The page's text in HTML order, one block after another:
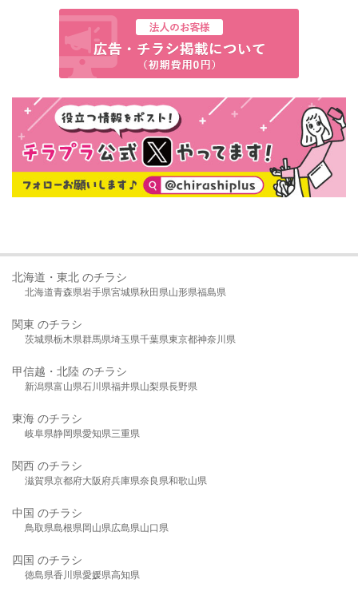
北海道・東北 のチラシ
北海道青森県岩手県宮城県秋田県山形県福島県
関東 のチラシ
茨城県栃木県群馬県埼玉県千葉県東京都神奈川県
甲信越・北陸 のチラシ
新潟県富山県石川県福井県山梨県長野県
東海 のチラシ
岐阜県静岡県愛知県三重県
関西 のチラシ
滋賀県京都府大阪府兵庫県奈良県和歌山県
中国 のチラシ
鳥取県島根県岡山県広島県山口県
四国 のチラシ
徳島県香川県愛媛県高知県